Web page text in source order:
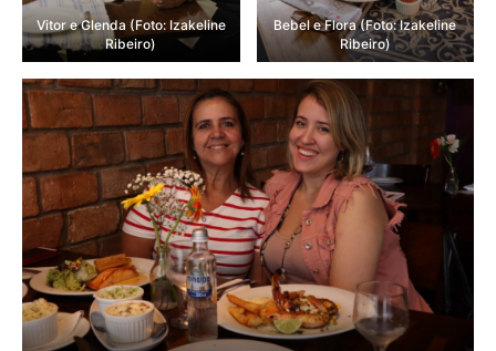
Vitor e Glenda (Foto: Izakeline
Ribeiro)
Bebel e Flora (Foto: Izakeline
Ribeiro)